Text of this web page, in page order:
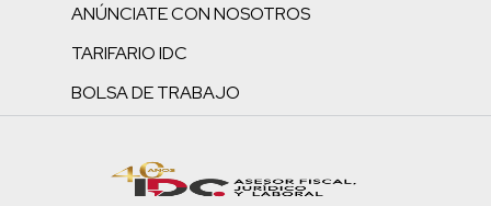
ANÚNCIATE CON NOSOTROS
TARIFARIO IDC
BOLSA DE TRABAJO